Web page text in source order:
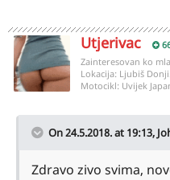
Utjerivac
Zainteresovan ko
Lokacija: Ljubiš Donji.
Motocikl: Uvijek
On 24.5.2018. at 19:13,
Zdravo zivo svima,